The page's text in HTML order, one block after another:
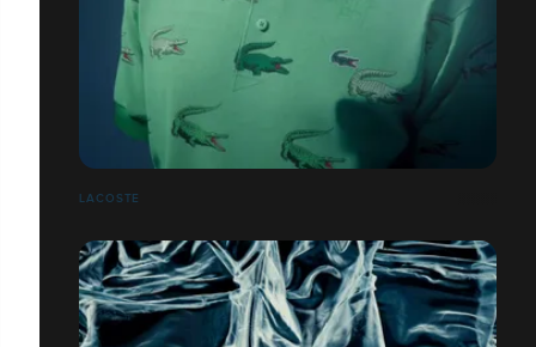
LACOSTE